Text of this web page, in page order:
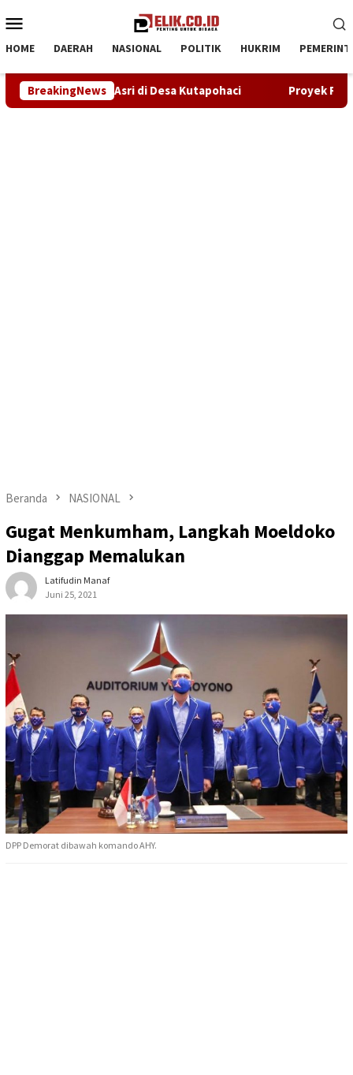
ke
Mobile
HOME DAERAH NASIONAL POLITIK HUKRIM
BreakingNewsProyek Rehabilitasi Ruang Kelas SDN Ciptamarga
Beranda NASIONAL
Gugat Menkumham, Langkah Moeldoko
Dianggap Memalukan
Latifudin Manaf
Juni 25, 2021
DPP Demorat dibawah komando AHY.